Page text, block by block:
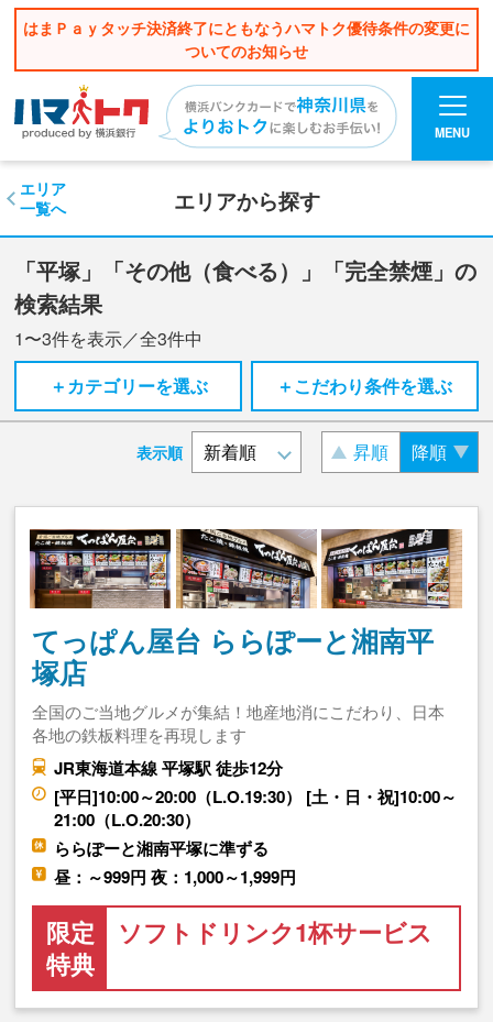
はまＰａｙタッチ決済終了にともなうハマトク優待条件の変更に
ついてのお知らせ
MENU
エリアから探す
エリア
一覧へ
「平塚」「その他（食べる）」「完全禁煙」の
検索結果
1〜3件を表示／全3件中
＋カテゴリーを選ぶ
＋こだわり条件を選ぶ
表示順 昇順 降順
てっぱん屋台 ららぽーと湘南平
塚店
全国のご当地グルメが集結！地産地消にこだわり、日本
各地の鉄板料理を再現します
JR東海道本線 平塚駅 徒歩12分
[平日]10:00～20:00（L.O.19:30） [土・日・祝]10:00～
21:00（L.O.20:30）
ららぽーと湘南平塚に準ずる
昼：～999円 夜：1,000～1,999円
限定
特典
ソフトドリンク1杯サービス